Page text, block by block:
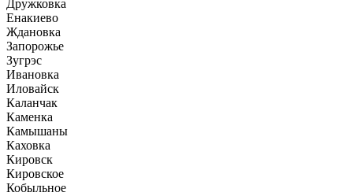
Дружковка
Енакиево
Ждановка
Запорожье
Зугрэс
Ивановка
Иловайск
Каланчак
Каменка
Камышаны
Каховка
Кировск
Кировское
Кобыльное